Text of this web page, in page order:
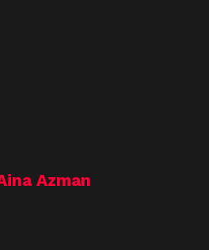
Azman